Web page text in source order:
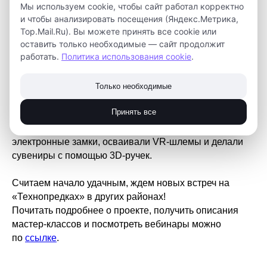
Родители из села Каргасок первыми из области
присоединились к нашему проекту «Технопредки».
С 9 по 19 марта наставники «Мобильного
Присоединились не только родители школьников и
детсадовцев, а также бабушки и дедушки!
Вместе с детьми взрослые изготавливали
электронные замки, осваивали VR-шлемы и делали
сувениры с помощью 3D-ручек.
Считаем начало удачным, ждем новых встреч на
«Технопредках» в других районах!
Почитать подробнее о проекте, получить описания
мастер-классов и посмотреть вебинары можно
по ссылке.
Мы используем cookie, чтобы сайт работал корректно
и чтобы анализировать посещения (Яндекс.Метрика,
Top.Mail.Ru). Вы можете принять все cookie или
оставить только необходимые — сайт продолжит
работать. Политика использования cookie.
Только необходимые
Принять все